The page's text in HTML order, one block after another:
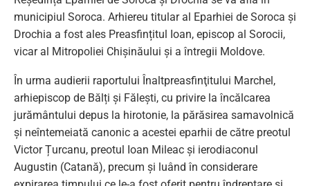
municipiul Soroca. Arhiereu titular al Eparhiei de Soroca şi
Drochia a fost ales Preasfințitul Ioan, episcop al Sorocii,
vicar al Mitropoliei Chișinăului şi a întregii Moldove.
În urma audierii raportului Înaltpreasfinţitului Marchel,
arhiepiscop de Bălți şi Fălești, cu privire la încălcarea
jurământului depus la hirotonie, la părăsirea samavolnică
şi neîntemeiată canonic a acestei eparhii de către preotul
Victor Țurcanu, preotul Ioan Mileac şi ierodiaconul
Augustin (Catană), precum și luând în considerare